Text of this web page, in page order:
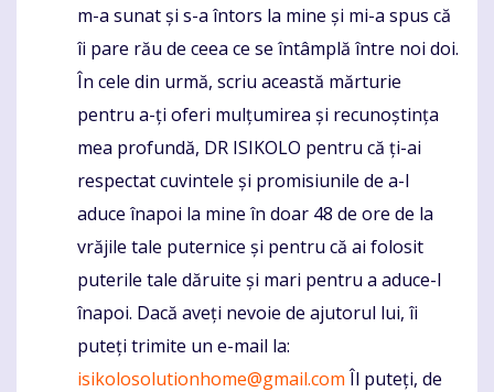
m-a sunat și s-a întors la mine și mi-a spus că
îi pare rău de ceea ce se întâmplă între noi doi.
În cele din urmă, scriu această mărturie
pentru a-ți oferi mulțumirea și recunoștința
mea profundă, DR ISIKOLO pentru că ți-ai
respectat cuvintele și promisiunile de a-l
aduce înapoi la mine în doar 48 de ore de la
vrăjile tale puternice și pentru că ai folosit
puterile tale dăruite și mari pentru a aduce-l
înapoi. Dacă aveți nevoie de ajutorul lui, îi
puteți trimite un e-mail la:
isikolosolutionhome@gmail.com Îl puteți, de